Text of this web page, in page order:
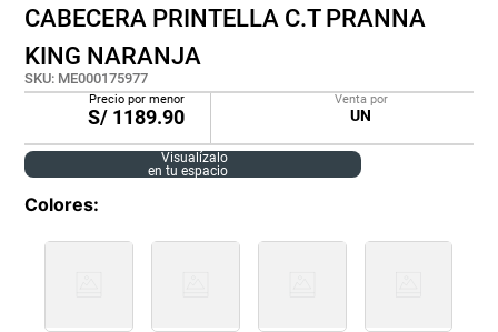
CABECERA PRINTELLA C.T PRANNA
KING NARANJA
SKU: ME000175977
Precio por menor
S/ 1189.90
Venta por
UN
Visualízalo
en tu espacio
Colores